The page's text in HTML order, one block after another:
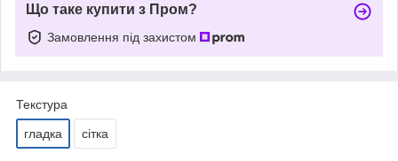
Що таке купити з Пром?
Замовлення під захистом
Текстура
гладка сітка